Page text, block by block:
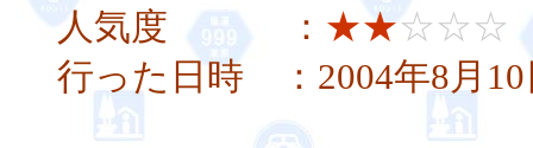
人気度 ： ★★☆☆☆
行った日時 ：2004年8月